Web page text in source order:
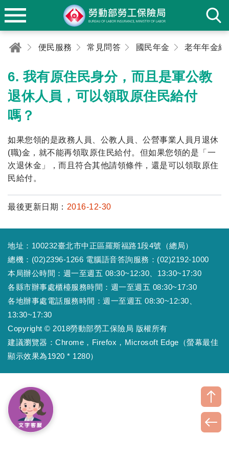
便民服務 常見問答 國民年金 老年年金給
6. 我有原住民身分，而且是軍公教
退休人員，可以領取原住民給付
嗎？
如果您領的是政務人員、公教人員、公營事業人員月退休
(職)金，就不能再領取原住民給付。但如果您領的是「一
次退休金」，而且符合其他請領條件，還是可以領取原住
民給付。
最後更新日期： 2016-12-30
地址：100232臺北市中正區羅斯福路1段4號（總局）
總機：(02)2396-1266 電腦語音答詢服務：(02)2192-1000
本局辦公時間：週一至週五 08:30~12:30、13:30~17:30
各縣市辦事處櫃檯服務時間：週一至週五 08:30~17:30
各地辦事處電話服務時間：週一至週五 08:30~12:30、
13:30~17:30
Copyright © 2018勞動部勞工保險局 版權所有
建議瀏覽器：Chrome，Firefox，Microsoft Edge（螢幕最佳
顯示效果為1920 * 1280）